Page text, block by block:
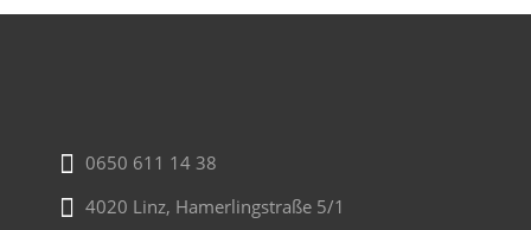
0650 611 14 38
4020 Linz, Hamerlingstraße 5/1